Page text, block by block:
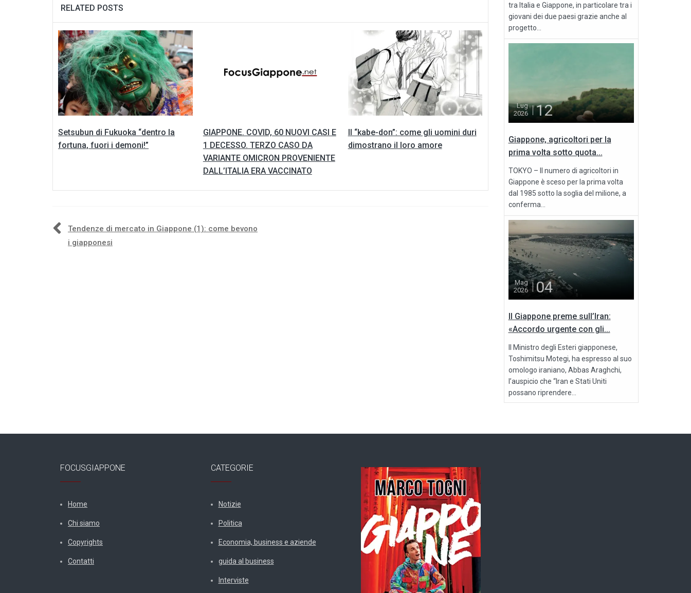
RELATED POSTS
Setsubun di Fukuoka “dentro la
fortuna, fuori i demoni!”
GIAPPONE. COVID, 60 NUOVI CASI E
1 DECESSO. TERZO CASO DA
VARIANTE OMICRON PROVENIENTE
DALL’ITALIA ERA VACCINATO
Il “kabe-don”: come gli uomini duri
dimostrano il loro amore
Navigazione
Tendenze di mercato in Giappone (1): come bevono
i giapponesi
tra Italia e Giappone, in particolare tra i
giovani dei due paesi grazie anche al
progetto...
Lug
2026
12
Giappone, agricoltori per la
prima volta sotto quota...
TOKYO – Il numero di agricoltori in
Giappone è sceso per la prima volta
dal 1985 sotto la soglia del milione, a
conferma...
Mag
2026
04
Il Giappone preme sull’Iran:
«Accordo urgente con gli...
Il Ministro degli Esteri giapponese,
Toshimitsu Motegi, ha espresso al suo
omologo iraniano, Abbas Araghchi,
l’auspicio che “Iran e Stati Uniti
possano riprendere...
FOCUSGIAPPONE
Home
Chi siamo
Copyrights
Contatti
CATEGORIE
Notizie
Politica
Economia, business e aziende
guida al business
Interviste